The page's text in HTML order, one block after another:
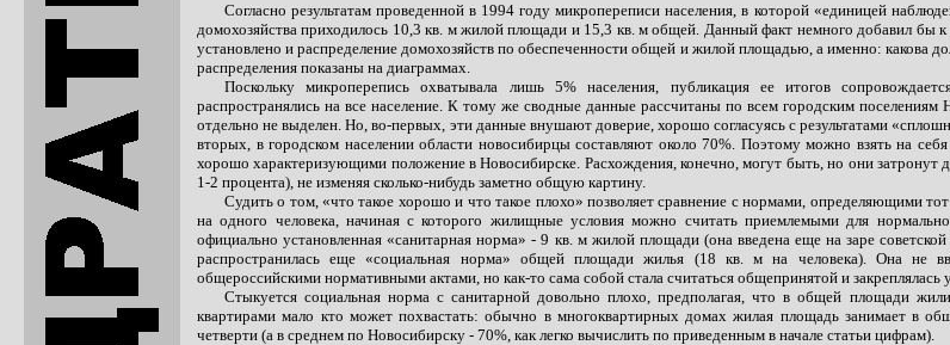
Согласно результатам проведенной в 1994 году микропереписи населения, в которой «единицей
домохозяйства приходилось 10,3 кв. м жилой площади и 15,3 кв. м общей. Данный факт немного добавил
установлено и распределение домохозяйств по обеспеченности общей и жилой площадью, а именно: какова
распределения показаны на диаграммах.
Поскольку микроперепись охватывала лишь 5% населения, публикация ее итогов
распространялись на все население. К тому же сводные данные рассчитаны по всем городским поселениям
отдельно не выделен. Но, во-первых, эти данные внушают доверие, хорошо согласуясь с результатами
вторых, в городском населении области новосибирцы составляют около 70%. Поэтому можно взять на
хорошо характеризующими положение в Новосибирске. Расхождения, конечно, могут быть, но они затронут
1-2 процента), не изменяя сколько-нибудь заметно общую картину.
Судить о том, «что такое хорошо и что такое плохо» позволяет сравнение с нормами, определяющими
на одного человека, начиная с которого жилищные условия можно считать приемлемыми для
официально установленная «санитарная норма»- 9 кв. м жилой площади (она введена еще на заре советской
распространилась еще «социальная норма» общей площади жилья (18 кв. м на человека). Она не
общероссийскими нормативными актами, но как-то сама собой стала считаться общепринятой и закреплялась
Стыкуется социальная норма с санитарной довольно плохо, предполагая, что в общей площади
квартирами мало кто может похвастать: обычно в многоквартирных домах жилая площадь занимает в
четверти (а в среднем по Новосибирску - 70%, как легко вычислить по приведенным в начале статьи цифрам).